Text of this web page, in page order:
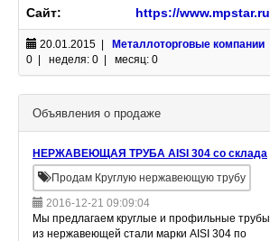
Сайт: https://www.mpstar.ru
20.01.2015 | Металлоторговые компании
0 | неделя: 0 | месяц: 0
Объявления о продаже
НЕРЖАВЕЮЩАЯ ТРУБА AISI 304 со склада
Продам Круглую нержавеющую трубу
2016-12-21 09:09:04
Мы предлагаем круглые и профильные трубы
из нержавеющей стали марки AISI 304 по